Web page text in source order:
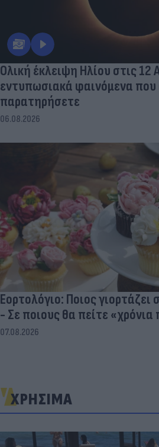
Ολική έκλειψη Ηλίου στις 12
εντυπωσιακά φαινόμενα που
παρατηρήσετε
06.08.2026
Εορτολόγιο: Ποιος
- Σε ποιους θα πείτε «χρόνια
07.08.2026
ΧΡΗΣΙΜΑ